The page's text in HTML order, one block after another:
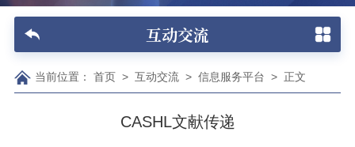
互动交流
当前位置： 首页> 互动交流> 信息服务平台 > 正文
CASHL文献传递